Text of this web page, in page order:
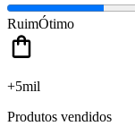
RuimÓtimo
+5mil
Produtos vendidos